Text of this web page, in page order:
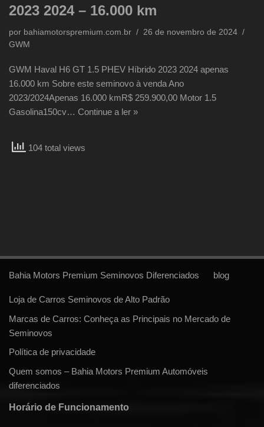
2023 2024 – 16.000 km
por bahiamotorspremium.com.br
26 de novembro de 2024
GWM
GWM Haval H6 GT 1.5 PHEV Híbrido 2023 2024 apenas
16.000 km Sobre este seminovo à venda Ano
2023/2024Apenas 16.000 kmR$ 259.900,00 Motor 1.5
Gasolina150cv… Continue a ler »
104 total views
Bahia Motors Premium Seminovos Diferenciados blog
Loja de Carros Seminovos de Alto Padrão
Marcas de Carros: Conheça as Principais no Mercado de
Seminovos
Política de privacidade
Quem somos – Bahia Motors Premium Automóveis
diferenciados
Horário de Funcionamento